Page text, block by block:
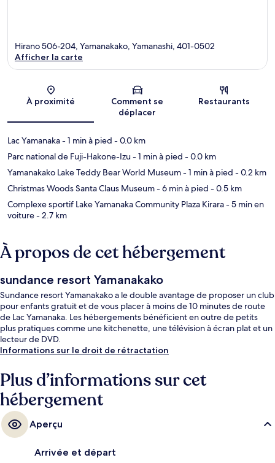
Carte
Hirano 506-204, Yamanakako, Yamanashi, 401-0502
Afficher la carte
À proximité
Comment se
déplacer
Restaurants
Lac Yamanaka- 1 min à pied - 0.0 km
Parc national de Fuji-Hakone-Izu- 1 min à pied - 0.0 km
Yamanakako Lake Teddy Bear World Museum- 1 min à pied - 0.2 km
Christmas Woods Santa Claus Museum- 6 min à pied - 0.5 km
Complexe sportif Lake Yamanaka Community Plaza Kirara- 5 min en
voiture- 2.7 km
À propos de cet hébergement
sundance resort Yamanakako
Sundance resort Yamanakako a le double avantage de proposer un club
pour enfants gratuit et de vous placer à moins de 10 minutes de route
de Lac Yamanaka. Les hébergements bénéficient en outre de petits
plus pratiques comme une kitchenette, une télévision à écran plat et un
lecteur de DVD.
Informations sur le droit de rétractation
Plus d’informations sur cet
hébergement
Aperçu
Arrivée et départ